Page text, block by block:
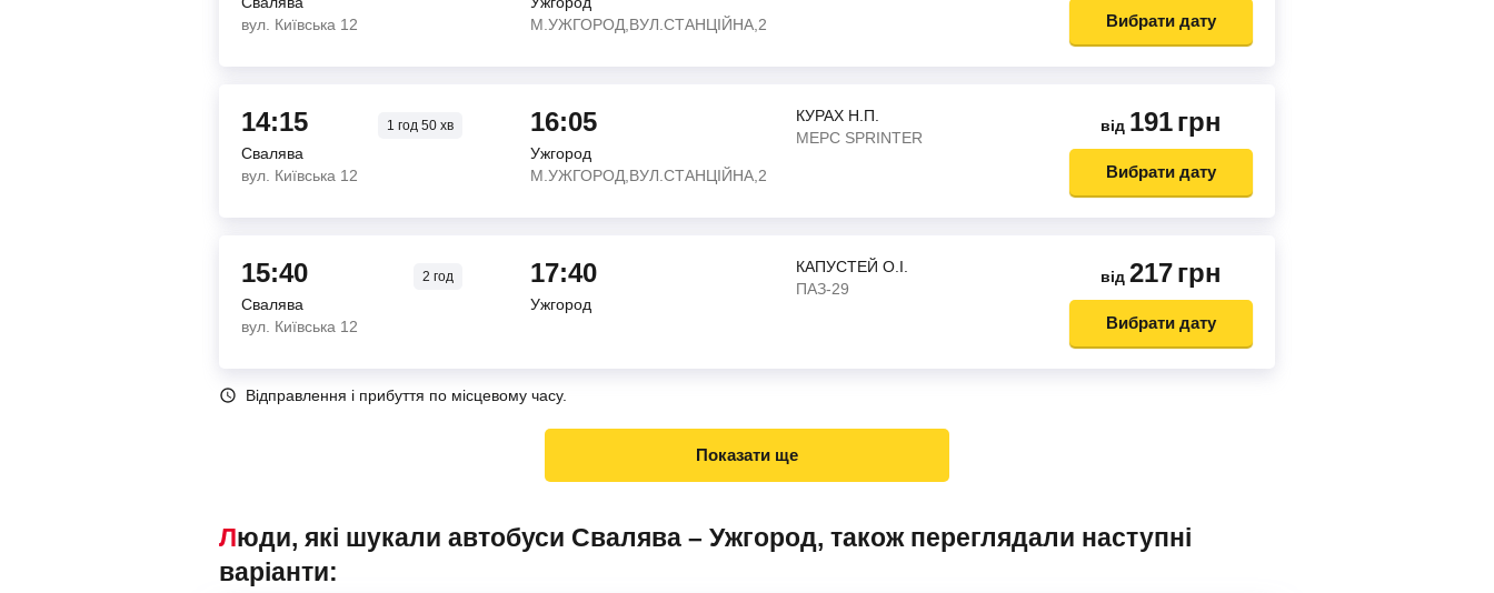
вул. Київська 12
М.УЖГОРОД,ВУЛ.СТАНЦІЙНА,2
Вибрати дату
14:15 1 год50 хв
Свалява
вул. Київська 12
16:05
Ужгород
М.УЖГОРОД,ВУЛ.СТАНЦІЙНА,2
КУРАХ Н.П.
МЕРС SPRINTER
від 191грн
Вибрати дату
15:40 2 год
Свалява
вул. Київська 12
17:40
Ужгород
КАПУСТЕЙ О.І.
ПАЗ-29
від 217грн
Вибрати дату
Відправлення і прибуття по місцевому часу.
Показати ще
Люди, які шукали автобуси Свалява – Ужгород, також переглядали наступні
варіанти: